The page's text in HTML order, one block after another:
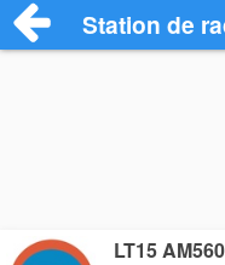
Station de
LT15 AM560